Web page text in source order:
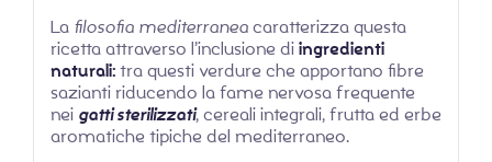
La filosofia mediterraneacaratterizza questa
ricetta attraverso l’inclusione diingredienti
naturali:tra questi verdure che apportano fibre
sazianti riducendo la fame nervosa frequente
nei gatti sterilizzati, cereali integrali, frutta ed erbe
aromatiche tipiche del mediterraneo.